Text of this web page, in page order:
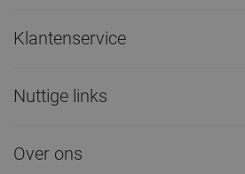
Klantenservice
Nuttige links
Over ons